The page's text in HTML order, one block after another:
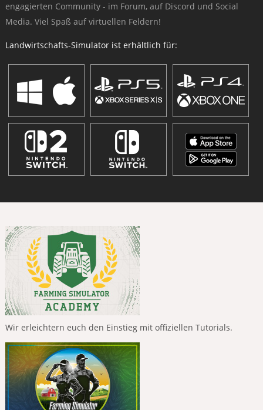
engagierten Community - im Forum, auf Discord und Social
Media. Viel Spaß auf virtuellen Feldern!
Landwirtschafts-Simulator ist erhältlich für:
Wir erleichtern euch den Einstieg mit offiziellen Tutorials.